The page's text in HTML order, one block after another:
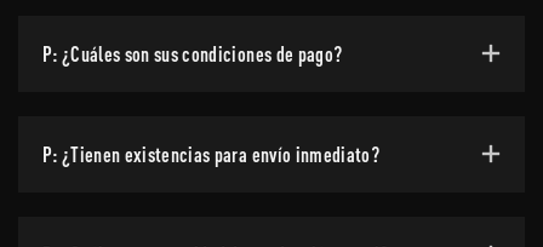
P: ¿Cuáles son sus condiciones de pago?
P: ¿Tienen existencias para envío inmediato?